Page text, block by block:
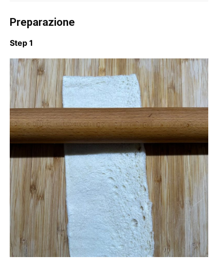
Preparazione
Step 1